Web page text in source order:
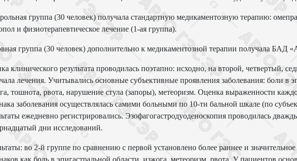
группа (30 человек) получала стандартную медикаментозную терапию:
и физиотерапевтическое лечение (1-ая группа).
группа (30 человек) дополнительно к медикаментозной терапии получала БАД
клинического результата проводилась поэтапно: исходно, на второй, четвертый,
лечения. Учитывались основные субъективные проявления заболевания: боли в
тошнота, рвота, нарушение стула (запоры), метеоризм. Оценка выраженности
заболевания осуществлялась самими больными по 10-ти бальной шкале (по
ежедневно регистрировались. Эзофагогастродуоденоскопия проводилась
дни исследований.
во 2-й группе по сравнению с первой установлено более раннее и